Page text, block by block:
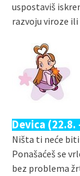
uspostaviš
razvoju viroze ili
Devica (22.8.
Ništa ti neće
Ponašaćeš se
bez problema